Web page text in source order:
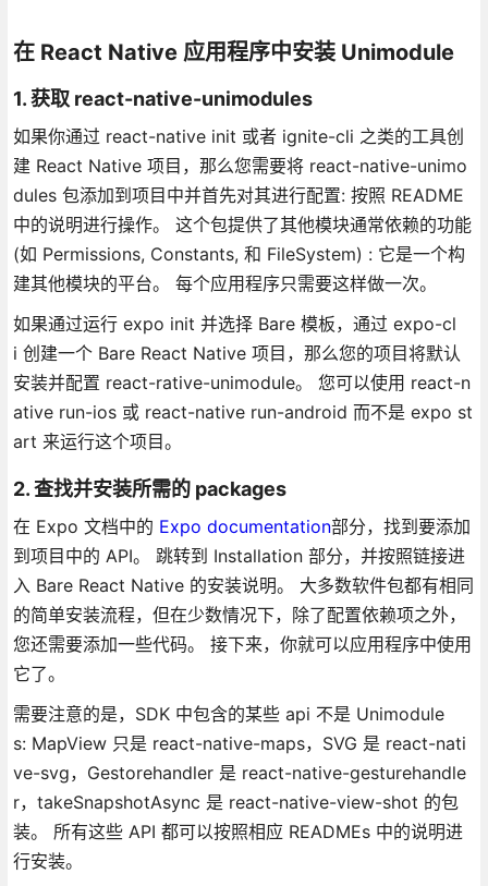
在 React Native 应用程序中安装 Unimodule
1. 获取 react-native-unimodules
如果你通过 react-native init 或者 ignite-cli 之类的工具创
建 React Native 项目，那么您需要将 react-native-unimo
dules 包添加到项目中并首先对其进行配置: 按照 README
中的说明进行操作。 这个包提供了其他模块通常依赖的功能
(如 Permissions, Constants, 和 FileSystem) : 它是一个构
建其他模块的平台。 每个应用程序只需要这样做一次。
如果通过运行 expo init 并选择 Bare 模板，通过 expo-cl
i 创建一个 Bare React Native 项目，那么您的项目将默认
安装并配置 react-rative-unimodule。 您可以使用 react-n
ative run-ios 或 react-native run-android 而不是 expo st
art 来运行这个项目。
2. 查找并安装所需的 packages
在 Expo 文档中的 Expo documentation部分，找到要添加
到项目中的 API。 跳转到 Installation 部分，并按照链接进
入 Bare React Native 的安装说明。 大多数软件包都有相同
的简单安装流程，但在少数情况下，除了配置依赖项之外，
您还需要添加一些代码。 接下来，你就可以应用程序中使用
它了。
需要注意的是，SDK 中包含的某些 api 不是 Unimodule
s: MapView 只是 react-native-maps，SVG 是 react-nati
ve-svg，Gestorehandler 是 react-native-gesturehandle
r，takeSnapshotAsync 是 react-native-view-shot 的包
装。 所有这些 API 都可以按照相应 READMEs 中的说明进
行安装。